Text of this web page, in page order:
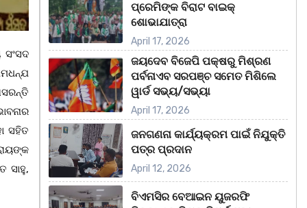
ସହିତ
ସାହୁ,
ପ୍ରେମିଙ୍କ ବିରାଟ ବାଇକ୍
ଶୋଭାଯାତ୍ରା
April 17, 2026
ଜୟଦେବ ବିଜେପି ପକ୍ଷରୁ ମିଶ୍ରଣ
ପର୍ବନାଏବ ସରପଞ୍ଚ ସମେତ ମିଶିଲେ
ୱାର୍ଡ ସଭ୍ୟ/ସଭ୍ୟା
April 17, 2026
ଜନଗଣନା କାର୍ଯ୍ୟକ୍ରମ ପାଇଁ ନିଯୁକ୍ତି
ପତ୍ର ପ୍ରଦାନ
April 12, 2026
ବିଏମସିର ବେଆଇନ ୟୁଜରଫି